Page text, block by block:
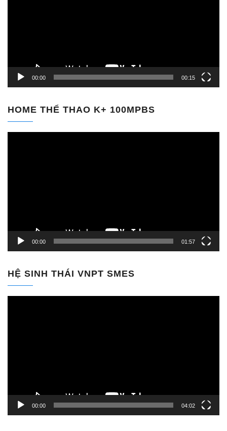
00:00 00:15
HOME THỂ THAO K+ 100MPBS
00:00 01:57
HỆ SINH THÁI VNPT SMES
00:00 04:02